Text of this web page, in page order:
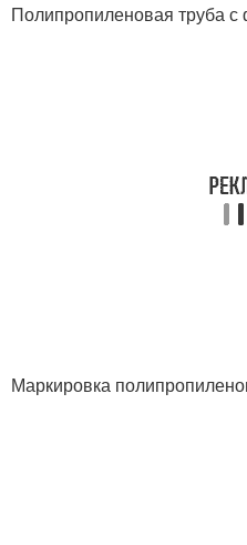
Полипропиленовая труба с
Маркировка